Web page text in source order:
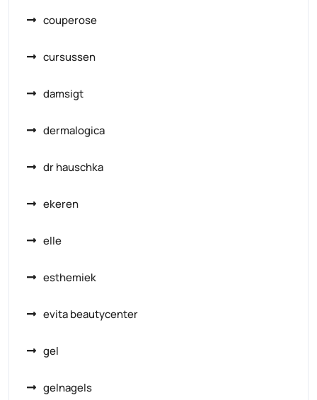
couperose
cursussen
damsigt
dermalogica
dr hauschka
ekeren
elle
esthemiek
evita beautycenter
gel
gelnagels